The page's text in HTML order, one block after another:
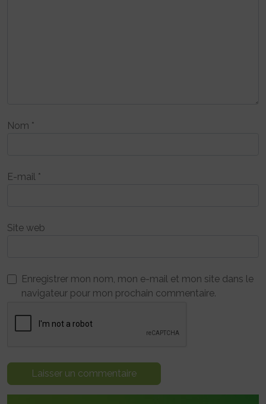
Nom *
E-mail *
Site web
Enregistrer mon nom, mon e-mail et mon site dans le
navigateur pour mon prochain commentaire.